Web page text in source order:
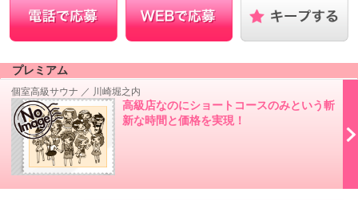
プレミアム
個室高級サウナ ／ 川崎堀之内
高級店なのにショートコースのみという斬
新な時間と価格を実現！